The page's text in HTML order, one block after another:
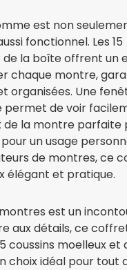
est non
fonctionnel. Les 15
de la boîte offrent un
chaque montre,
organisées. Une
permet de voir
de la montre parfaite
un usage
de montres, ce
élégant et pratique.
est un
aux détails, ce
coussins moelleux
choix idéal pour tout